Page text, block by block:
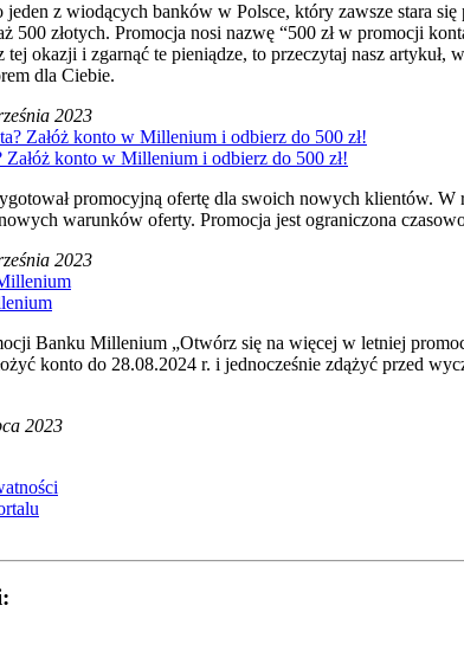
z wiodących banków w Polsce, który zawsze stara
500 złotych. Promocja nosi nazwę “500 zł w promocji
tej okazji i zgarnąć te pieniądze, to przeczytaj nasz
dla Ciebie.
2023
Załóż konto w Millenium i odbierz do 500 zł!
promocyjną ofertę dla swoich nowych klientów. W
warunków oferty. Promocja jest ograniczona
2023
Banku Millenium „Otwórz się na więcej w letniej
konto do 28.08.2024 r. i jednocześnie zdążyć przed
2023